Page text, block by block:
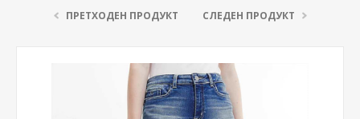
ПРЕТХОДЕН ПРОДУКТ СЛЕДЕН ПРОДУКТ